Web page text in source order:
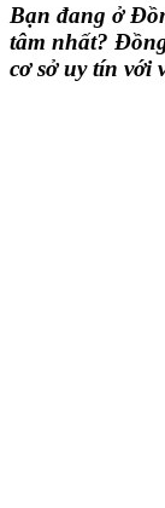
Bạn đang ở
tâm nhất?
cơ sở uy tín với